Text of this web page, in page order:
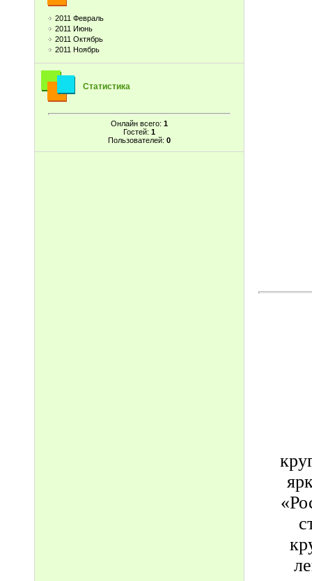
2011 Февраль
2011 Июнь
2011 Октябрь
2011 Ноябрь
Статистика
Онлайн всего: 1
Гостей: 1
Пользователей: 0